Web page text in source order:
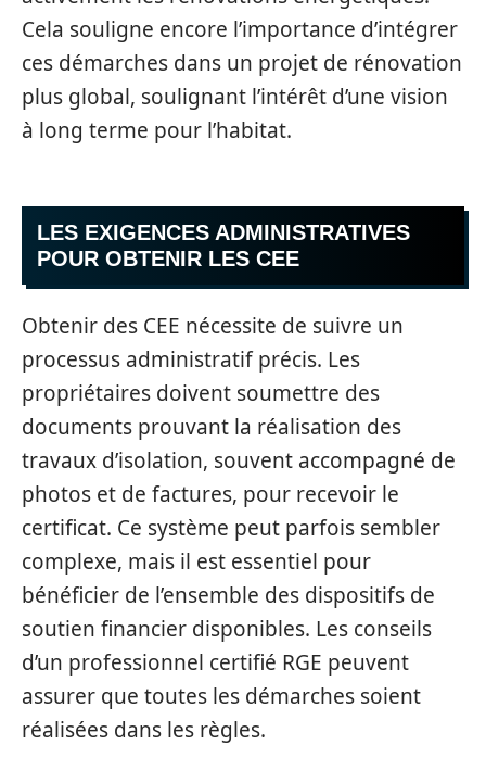
Cela souligne encore l’importance d’intégrer
ces démarches dans un projet de rénovation
plus global, soulignant l’intérêt d’une vision
à long terme pour l’habitat.
LES EXIGENCES ADMINISTRATIVES
POUR OBTENIR LES CEE
Obtenir des CEE nécessite de suivre un
processus administratif précis. Les
propriétaires doivent soumettre des
documents prouvant la réalisation des
travaux d’isolation, souvent accompagné de
photos et de factures, pour recevoir le
certificat. Ce système peut parfois sembler
complexe, mais il est essentiel pour
bénéficier de l’ensemble des dispositifs de
soutien financier disponibles. Les conseils
d’un professionnel certifié RGE peuvent
assurer que toutes les démarches soient
réalisées dans les règles.